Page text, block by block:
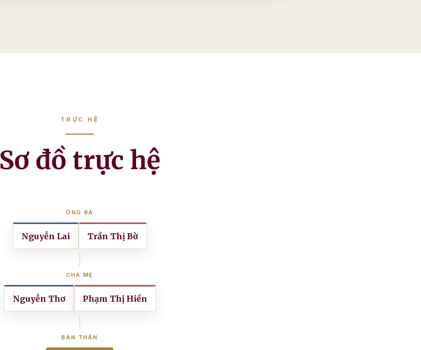
TRỰC HỆ
Sơ đồ trực hệ
ÔNG BÀ
Nguyễn Lai Trần Thị Bờ
CHA MẸ
Nguyễn Thơ Phạm Thị Hiền
BẢN THÂN